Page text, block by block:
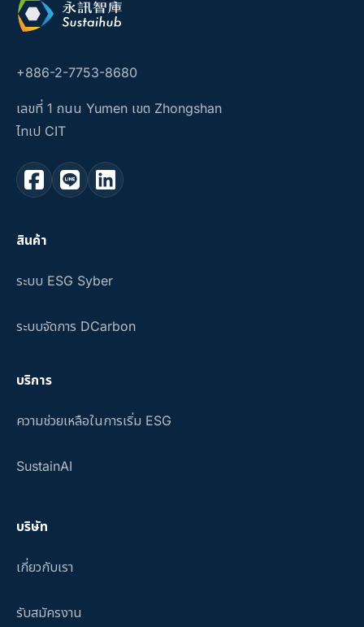
+886-2-7753-8680
เลขที่ 1 ถนน Yumen เขต Zhongshan
ไทเป CIT
สินค้า
ระบบ ESG Syber
ระบบจัดการ DCarbon
บริการ
ความช่วยเหลือในการเริ่ม ESG
SustainAI
บริษัท
เกี่ยวกับเรา
รับสมัครงาน